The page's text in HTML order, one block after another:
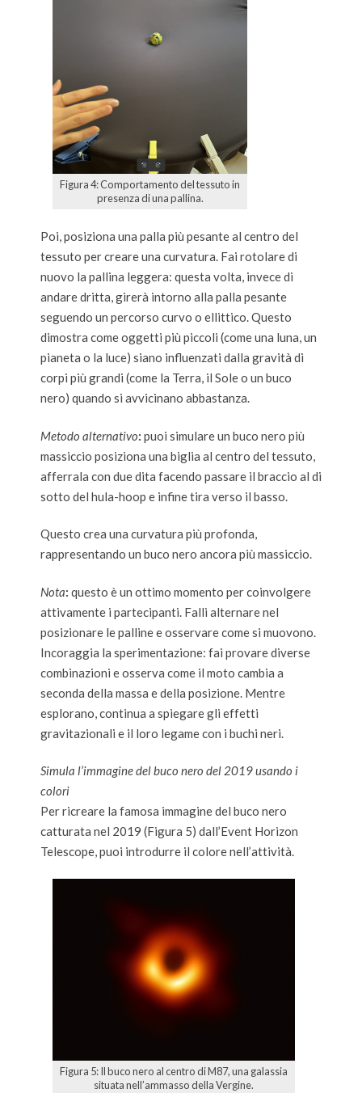
Figura 4: Comportamento del tessuto in
presenza di una pallina.
Poi, posiziona una palla più pesante al centro del
tessuto per creare una curvatura. Fai rotolare di
nuovo la pallina leggera: questa volta, invece di
andare dritta, girerà intorno alla palla pesante
seguendo un percorso curvo o ellittico. Questo
dimostra come oggetti più piccoli (come una luna, un
pianeta o la luce) siano influenzati dalla gravità di
corpi più grandi (come la Terra, il Sole o un buco
nero) quando si avvicinano abbastanza.
Metodo alternativo: puoi simulare un buco nero più
massiccio posiziona una biglia al centro del tessuto,
afferrala con due dita facendo passare il braccio al di
sotto del hula-hoop e infine tira verso il basso.
Questo crea una curvatura più profonda,
rappresentando un buco nero ancora più massiccio.
Nota: questo è un ottimo momento per coinvolgere
attivamente i partecipanti. Falli alternare nel
posizionare le palline e osservare come si muovono.
Incoraggia la sperimentazione: fai provare diverse
combinazioni e osserva come il moto cambia a
seconda della massa e della posizione. Mentre
esplorano, continua a spiegare gli effetti
gravitazionali e il loro legame con i buchi neri.
Simula l’immagine del buco nero del 2019 usando i
colori
Per ricreare la famosa immagine del buco nero
catturata nel 2019 (Figura 5) dall’Event Horizon
Telescope, puoi introdurre il colore nell’attività.
Figura 5: Il buco nero al centro di M87, una galassia
situata nell’ammasso della Vergine.